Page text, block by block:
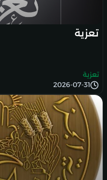
تعزية
2026-07-31
تعزية